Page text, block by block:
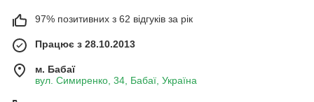
97% позитивних з 62 відгуків за рік
Працює з 28.10.2013
м. Бабаї
вул. Симиренко, 34, Бабаї, Україна